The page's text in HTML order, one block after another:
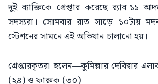
দুই ব্যাক্তিকে গ্রেপ্তার করেছে র‍্যাব-১১
সদস্যরা। সোমবার রাত সাড়ে ১০টায়
স্টেশনের সামনে এই অভিযান চালানো হয়।
গ্রেপ্তারকৃতরা হলেন—কুমিল্লার দেবিদ্বার
(২৪) ও ফারুক (৩০)।